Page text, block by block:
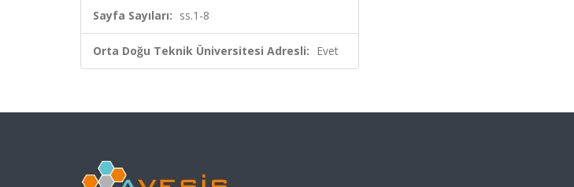
Sayfa Sayıları: ss.1-8
Orta Doğu Teknik Üniversitesi Adresli: Evet